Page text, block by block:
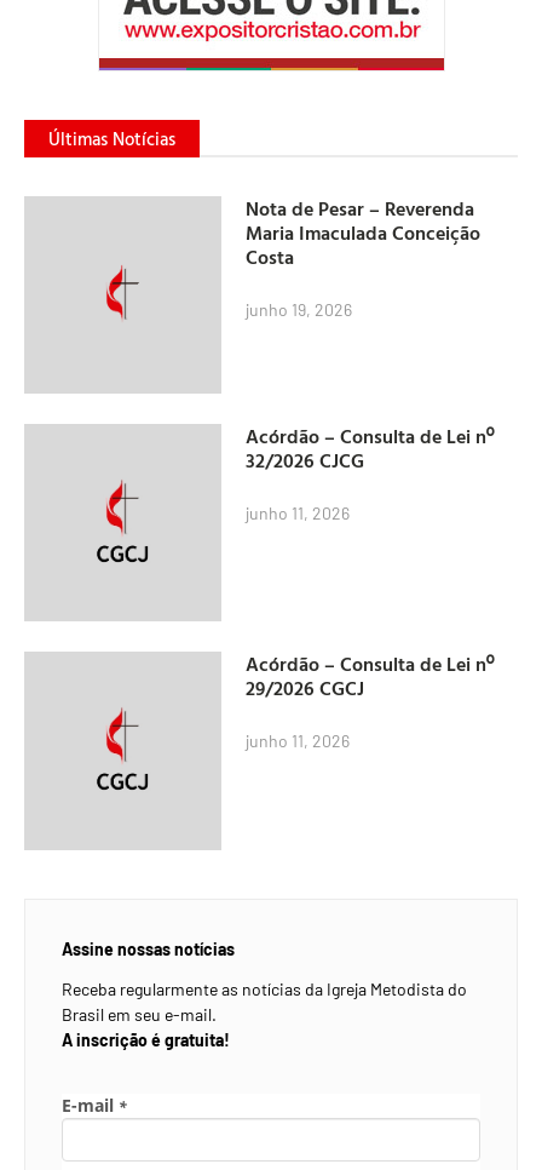
Últimas Notícias
Nota de Pesar – Reverenda
Maria Imaculada Conceição
Costa
junho 19, 2026
Acórdão – Consulta de Lei nº
32/2026 CJCG
junho 11, 2026
Acórdão – Consulta de Lei nº
29/2026 CGCJ
junho 11, 2026
Assine nossas notícias
Receba regularmente as notícias da Igreja Metodista do
Brasil em seu e-mail.
A inscrição é gratuita!